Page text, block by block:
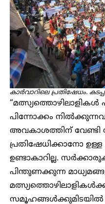
കാർവാറിലെ പ്രതിഷേധം.
“മത്സ്യത്തൊഴിലാളികൾ
പിന്നോക്കം
അവകാശത്തിന് വേണ്ടി
പ്രതിഷേധിക്കാനോ
ഉണ്ടാകാറില്ല.
പിന്തുണക്കുന്ന
സമൂഹങ്ങൾക്കുമിടയിൽ